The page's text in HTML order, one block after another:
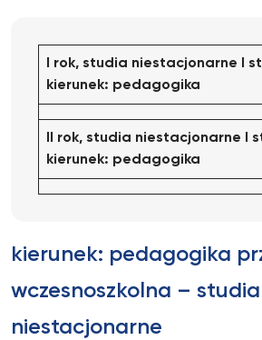
I rok, studia niestacjonarne I
kierunek: pedagogika
II rok, studia niestacjonarne I
kierunek: pedagogika
kierunek: pedagogika
wczesnoszkolna – studia
niestacjonarne